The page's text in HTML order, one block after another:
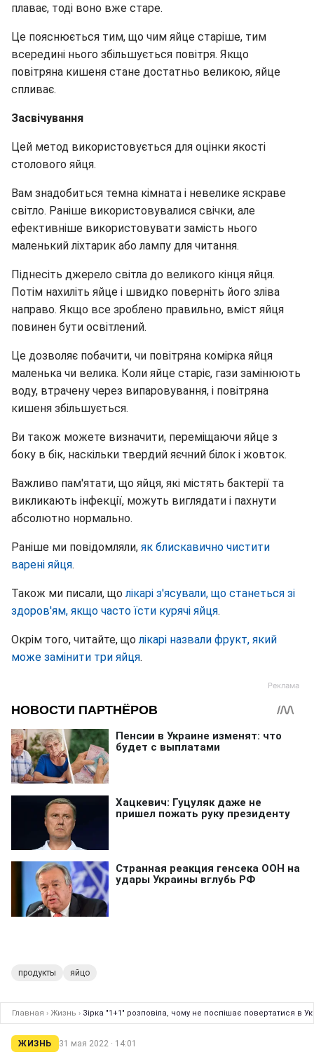
плаває, тоді воно вже старе.
Це пояснюється тим, що чим яйце старіше, тим
всередині нього збільшується повітря. Якщо
повітряна кишеня стане достатньо великою, яйце
спливає.
Засвічування
Цей метод використовується для оцінки якості
столового яйця.
Вам знадобиться темна кімната і невелике яскраве
світло. Раніше використовувалися свічки, але
ефективніше використовувати замість нього
маленький ліхтарик або лампу для читання.
Піднесіть джерело світла до великого кінця яйця.
Потім нахиліть яйце і швидко поверніть його зліва
направо. Якщо все зроблено правильно, вміст яйця
повинен бути освітлений.
Це дозволяє побачити, чи повітряна комірка яйця
маленька чи велика. Коли яйце старіє, гази замінюють
воду, втрачену через випаровування, і повітряна
кишеня збільшується.
Ви також можете визначити, переміщаючи яйце з
боку в бік, наскільки твердий яєчний білок і жовток.
Важливо пам'ятати, що яйця, які містять бактерії та
викликають інфекції, можуть виглядати і пахнути
абсолютно нормально.
Раніше ми повідомляли, як блискавично чистити
варені яйця.
Також ми писали, щолікарі з'ясували, що станеться зі
здоров'ям, якщо часто їсти курячі яйця.
Окрім того, читайте, щолікарі назвали фрукт, який
може замінити три яйця.
продукты яйцо
Главная › Жизнь › Зірка "1+1" розповіла, чому не поспішає повертатися в
ЖИЗНЬ 31 мая 2022 · 14:01